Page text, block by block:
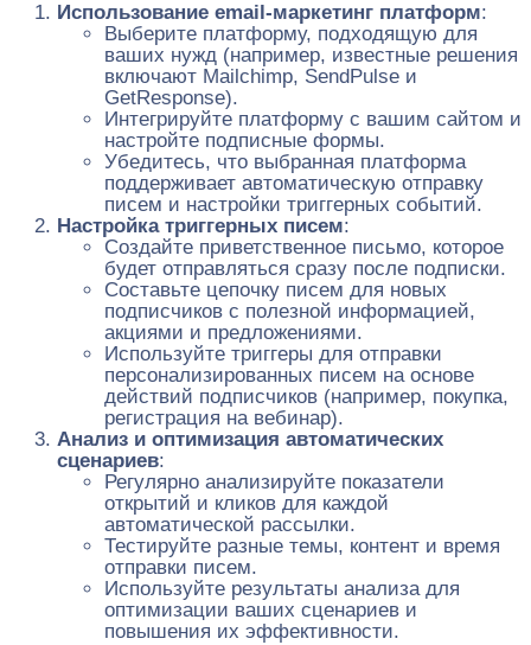
Использование email-маркетинг платформ:
Выберите платформу, подходящую для
ваших нужд (например, известные решения
включают Mailchimp, SendPulse и
GetResponse).
Интегрируйте платформу с вашим сайтом и
настройте подписные формы.
Убедитесь, что выбранная платформа
поддерживает автоматическую отправку
писем и настройки триггерных событий.
Настройка триггерных писем:
Создайте приветственное письмо, которое
будет отправляться сразу после подписки.
Составьте цепочку писем для новых
подписчиков с полезной информацией,
акциями и предложениями.
Используйте триггеры для отправки
персонализированных писем на основе
действий подписчиков (например, покупка,
регистрация на вебинар).
Анализ и оптимизация автоматических
сценариев:
Регулярно анализируйте показатели
открытий и кликов для каждой
автоматической рассылки.
Тестируйте разные темы, контент и время
отправки писем.
Используйте результаты анализа для
оптимизации ваших сценариев и
повышения их эффективности.